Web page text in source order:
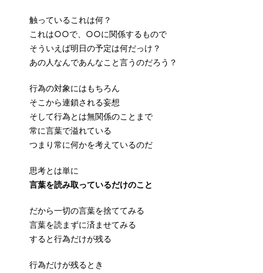
触っているこれは何？
これは○○で、○○に関係するもので
そういえば明日の予定は何だっけ？
あの人なんであんなこと言うのだろう？
行為の対象にはもちろん
そこから連鎖される妄想
そして行為とは無関係のことまで
常に言葉で溢れている
つまり常に何かを考えているのだ
思考とは単に
言葉を読み取っているだけのこと
だから一切の言葉を捨ててみる
言葉を読まずに済ませてみる
すると行為だけが残る
行為だけが残るとき